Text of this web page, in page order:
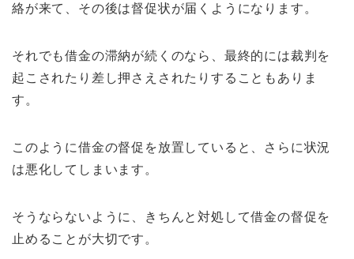
絡が来て、その後は督促状が届くようになります。
それでも借金の滞納が続くのなら、最終的には裁判を
起こされたり差し押さえされたりすることもありま
す。
このように借金の督促を放置していると、さらに状況
は悪化してしまいます。
そうならないように、きちんと対処して借金の督促を
止めることが大切です。